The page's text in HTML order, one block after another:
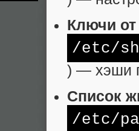
Ключи
/etc/
) — хэши
Список
/etc/